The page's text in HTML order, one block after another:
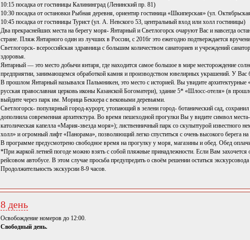
10:15 посадка от гостиницы Калининград (Ленинский пр. 81)
10:30 посадка от остановки Рыбная деревня, ориентир гостиница «Шкиперская» (ул.
10:45 посадка от гостиницы Турист (ул. А. Невского 53, центральный вход или холл гостиницы)
Два прекраснейших места на берегу моря- Янтарный и Светлогорск очаруют Вас и навсегда
стране. Пляж Янтарного один из лучших в России, с 2016г это ежегодно подтверждается
Светлогорск- всероссийская здравница с большим количеством санаториев и учреждений
здоровья.
Янтарный — это место добычи янтаря, где находится самое большое в мире месторождение
предприятии, занимающемся обработкой камня и производством ювелирных украшений. У Вас
В прошлом Янтарный назывался Пальмникен, это место с историей. Вы увидите
русская православная церковь иконы Казанской Богоматери), здание 5* «Шлосс-отеля» (в
выйдите через парк им. Морица Беккера с вековыми деревьями.
Светлогорск- популярный город-курорт, утопающий в зелени город- ботанический сад,
дополнила современная архитектура. Во время пешеходной прогулки Вы у видите символ
католическая капелла «Мария-звезда моря»); лиственничный парк со скульптурой известного
холл» и огромный лифт «Панорама», позволяющий легко спуститься с очень высокого берега на
В программе предусмотрено свободное время на прогулку у моря, магазины и обед. Обед
*При жаркой летней погоде можно взять с собой пляжные принадлежности. Если Вам захочется
рейсовом автобусе. В этом случае просьба предупредить о своём решении остаться
Продолжительность экскурсии 8-9 часов.
8 день
Освобождение номеров до 12:00.
Свободный день.